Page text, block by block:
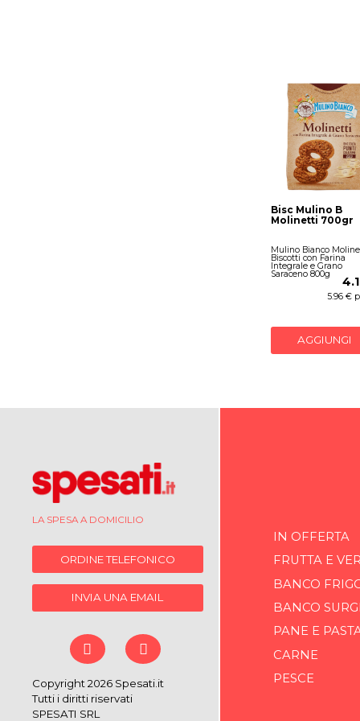
Bisc Mulino B
Molinetti 700gr
Mulino Bianco
Biscotti con Farina
Integrale e Grano
Saraceno 800g
5.96 €
AGGIUNGI
LA SPESA A DOMICILIO
ORDINE TELEFONICO
INVIA UNA EMAIL
Copyright 2026 Spesati.it
Tutti i diritti riservati
SPESATI SRL
IN OFFERTA
FRUTTA E
BANCO
BANCO
PANE E
CARNE
PESCE